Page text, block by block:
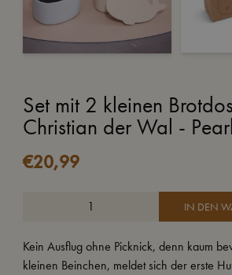
Set mit 2 kleinen
Christian der Wal -
€20,99
IN DEN
Kein Ausflug ohne Picknick, denn kaum
kleinen Beinchen, meldet sich der erste